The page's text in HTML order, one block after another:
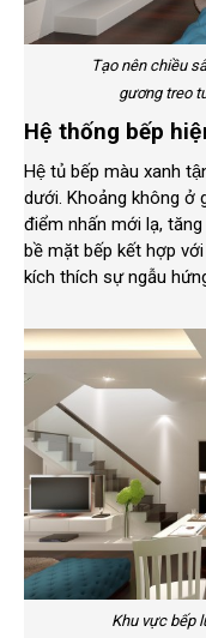
Tạo nên chiều sâu
gương treo
Hệ thống bếp
Hệ tủ bếp màu xanh
dưới. Khoảng không ở
điểm nhấn mới lạ,
bề mặt bếp kết hợp
kích thích sự ngẫu
Khu vực bếp luôn